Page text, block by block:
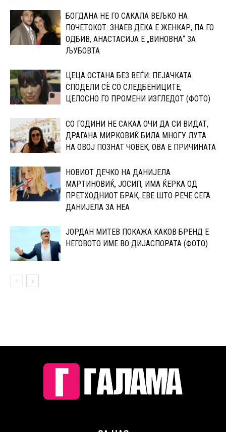
БОГДАНА НЕ ГО САКАЛА ВЕЉКО НА
ПОЧЕТОКОТ: 3НАЕВ ДЕКА Е ЖЕНКАР, ПА ГО
ОДБИВ, АНАСТАСИЈА Е „ВИНОВНА“ ЗА
ЉУБОВТА
ЦЕЦА ОСТАНА БЕЗ ВЕЃИ: ПЕЈАЧКАТА
СПОДЕЛИ СЀ СО CЛЕДБЕНИЦИТЕ,
ЦЕЛОСНО ГО ПРОМЕНИ ИЗГЛЕДОТ (ФОТО)
СО ГОДИНИ НЕ САКАА ОЧИ ДА СИ ВИДАТ,
ДРАГАНА МИРКОВИЌ БИЛА МНОГУ ЛУТА
НА ОВОЈ ПОЗНАТ ЧОВЕК, ОВА Е ПРИЧИНАТА
НОВИОТ ДЕЧКО НА ДАНИЈЕЛА
МАPТИНОВИЌ, ЈОСИП, ИМА ЌЕPКА ОД
ПPЕТХОДНИОТ БРАК, ЕВЕ ШТО РЕЧЕ СЕГА
ДАНИЈЕЛА ЗА НЕА
ЈОРДАН МИТЕВ ПОКАЖА КАКОВ БРЕНД Е
НЕГОВОТО ИМЕ ВО ДИЈАСПОРАТА (ФОТО)